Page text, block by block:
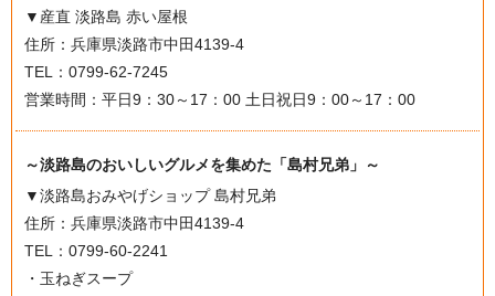
▼産直 淡路島 赤い屋根
住所：兵庫県淡路市中田4139-4
TEL：0799-62-7245
営業時間：平日9：30～17：00 土日祝日9：00～17：00
～淡路島のおいしいグルメを集めた「島村兄弟」～
▼淡路島おみやげショップ 島村兄弟
住所：兵庫県淡路市中田4139-4
TEL：0799-60-2241
・玉ねぎスープ